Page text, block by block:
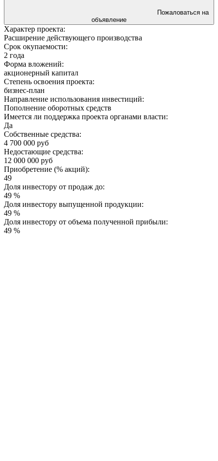
объявление
Характер проекта:
Расширение действующего производства
Срок окупаемости:
2 года
Форма вложений:
акционерный капитал
Степень освоения проекта:
бизнес-план
Направление использования инвестиций:
Пополнение оборотных средств
Имеется ли поддержка проекта органами власти:
Да
Собственные средства:
4 700 000 руб
Недостающие средства:
12 000 000 руб
Приобретение (% акций):
49
Доля инвестору от продаж до:
49 %
Доля инвестору выпущенной продукции:
49 %
Доля инвестору от объема полученной прибыли:
49 %